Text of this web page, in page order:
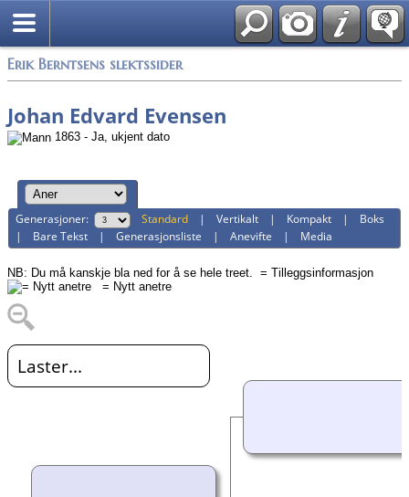
Erik Berntsens slektssider
Johan Edvard Evensen
1863 - Ja, ukjent dato
Generasjoner: Standard |Vertikalt | Kompakt | Boks
| Bare Tekst |Generasjonsliste |Anevifte | Media
NB: Du må kanskje bla ned for å se hele treet.
= Tilleggsinformasjon
= Nytt anetre
Laster...